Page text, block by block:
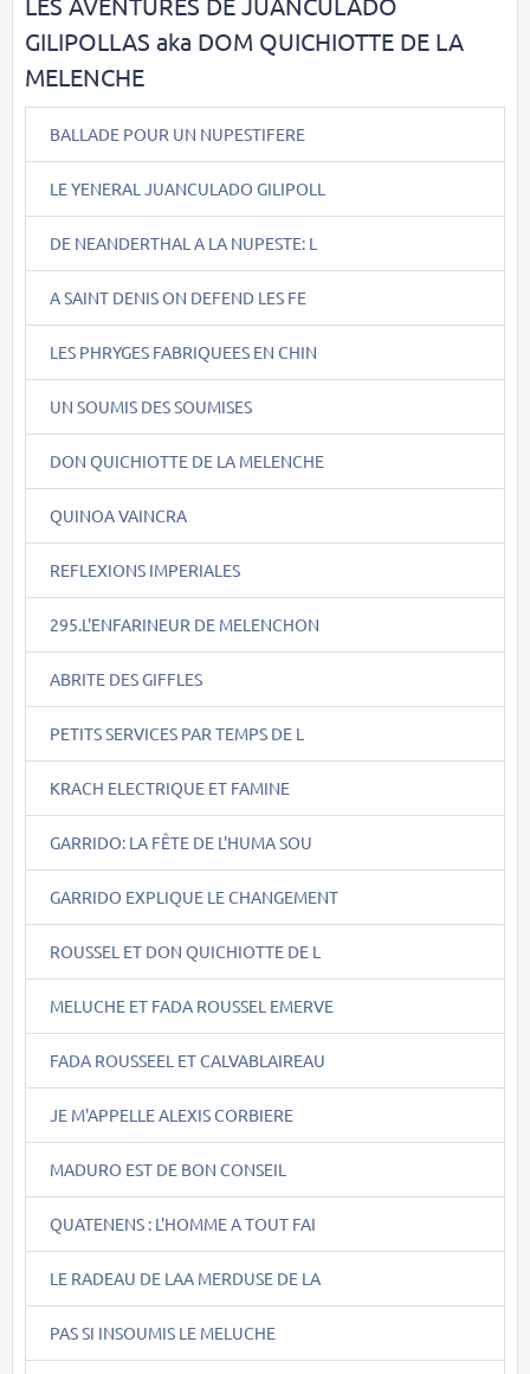
GILIPOLLAS aka DOM QUICHIOTTE DE LA
MELENCHE
BALLADE POUR UN NUPESTIFERE
LE YENERAL JUANCULADO GILIPOLL
DE NEANDERTHAL A LA NUPESTE: L
A SAINT DENIS ON DEFEND LES FE
LES PHRYGES FABRIQUEES EN CHIN
UN SOUMIS DES SOUMISES
DON QUICHIOTTE DE LA MELENCHE
QUINOA VAINCRA
REFLEXIONS IMPERIALES
295.L'ENFARINEUR DE MELENCHON
ABRITE DES GIFFLES
PETITS SERVICES PAR TEMPS DE L
KRACH ELECTRIQUE ET FAMINE
GARRIDO: LA FÊTE DE L'HUMA SOU
GARRIDO EXPLIQUE LE CHANGEMENT
ROUSSEL ET DON QUICHIOTTE DE L
MELUCHE ET FADA ROUSSEL EMERVE
FADA ROUSSEEL ET CALVABLAIREAU
JE M'APPELLE ALEXIS CORBIERE
MADURO EST DE BON CONSEIL
QUATENENS : L'HOMME A TOUT FAI
LE RADEAU DE LAA MERDUSE DE LA
PAS SI INSOUMIS LE MELUCHE